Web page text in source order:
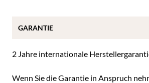
2 Jahre internationale
Wenn Sie die Garantie in Anspruch
GARANTIE